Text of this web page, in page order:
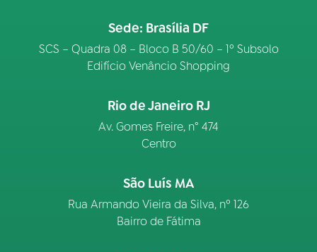
Sede: Brasília DF
SCS – Quadra 08 – Bloco B 50/60 – 1º Subsolo
Edifício Venâncio Shopping
Rio de Janeiro RJ
Av. Gomes Freire, n° 474
Centro
São Luís MA
Rua Armando Vieira da Silva, nº 126
Bairro de Fátima